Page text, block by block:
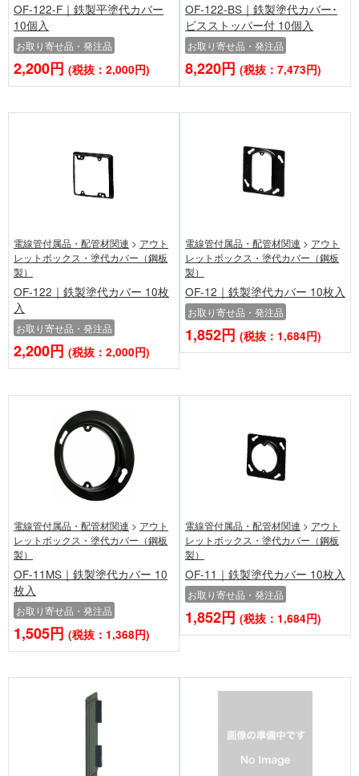
OF-122-F｜鉄製平塗代カバー
10個入
お取り寄せ品・発注品
2,200円 (税抜：2,000円)
OF-122-BS｜鉄製塗代カバー･
ビスストッパー付 10個入
お取り寄せ品・発注品
8,220円 (税抜：7,473円)
電線管付属品・配管材関連 > アウト
レットボックス・塗代カバー（鋼板
製）
OF-122｜鉄製塗代カバー 10枚
入
お取り寄せ品・発注品
2,200円 (税抜：2,000円)
電線管付属品・配管材関連 > アウト
レットボックス・塗代カバー（鋼板
製）
OF-12｜鉄製塗代カバー 10枚入
お取り寄せ品・発注品
1,852円 (税抜：1,684円)
電線管付属品・配管材関連 > アウト
レットボックス・塗代カバー（鋼板
製）
OF-11MS｜鉄製塗代カバー 10
枚入
お取り寄せ品・発注品
1,505円 (税抜：1,368円)
電線管付属品・配管材関連 > アウト
レットボックス・塗代カバー（鋼板
製）
OF-11｜鉄製塗代カバー 10枚入
お取り寄せ品・発注品
1,852円 (税抜：1,684円)